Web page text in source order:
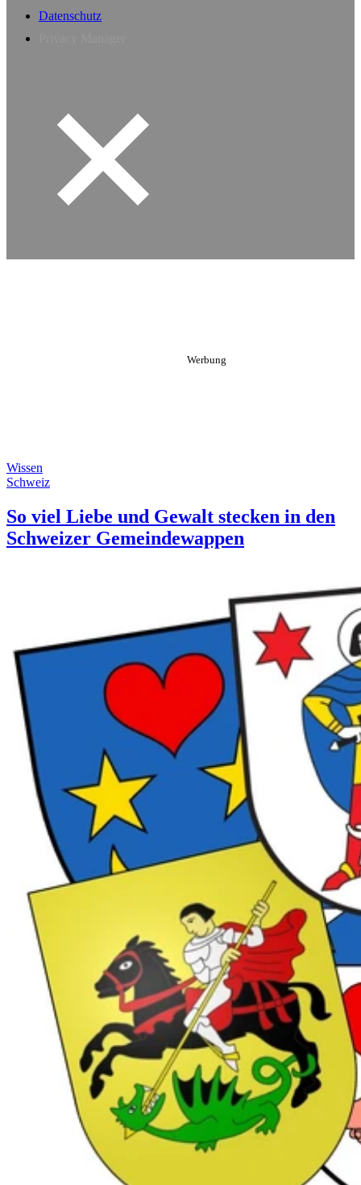
Datenschutz
Wissen
Schweiz
So viel Liebe und Gewalt stecken in den
Schweizer Gemeindewappen